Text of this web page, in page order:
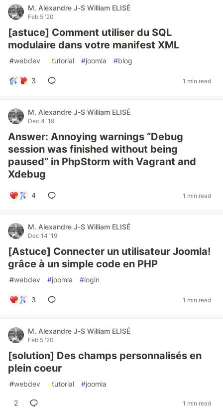
M. Alexandre J-S William ELISÉ
Feb 5 '20
[astuce] Comment utiliser du SQL
modulaire dans votre manifest XML
#webdev #tutorial #joomla #blog
3 1 min read
M. Alexandre J-S William ELISÉ
Dec 4 '19
Answer: Annoying warnings “Debug
session was finished without being
paused” in PhpStorm with Vagrant and
Xdebug
4 1 min read
M. Alexandre J-S William ELISÉ
Dec 14 '19
[Astuce] Connecter un utilisateur Joomla!
grâce à un simple code en PHP
#webdev #joomla #login
3 1 min read
M. Alexandre J-S William ELISÉ
Feb 5 '20
[solution] Des champs personnalisés en
plein coeur
#webdev #tutorial #joomla
2 1 min read